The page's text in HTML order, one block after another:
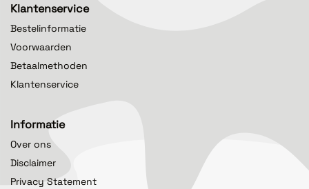
Klantenservice
Bestelinformatie
Voorwaarden
Betaalmethoden
Klantenservice
Informatie
Over ons
Disclaimer
Privacy Statement